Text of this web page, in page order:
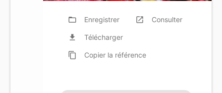
folder_open Enregistrer launch Consulter
file_download Télécharger
content_copy Copier la référence